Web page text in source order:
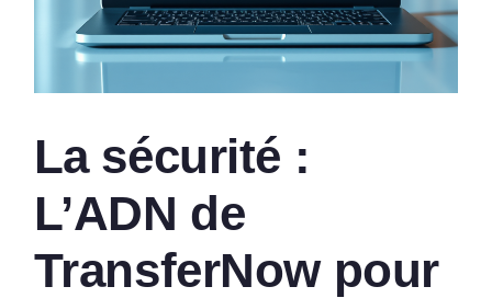
La sécurité :
L’ADN de
TransferNowpour